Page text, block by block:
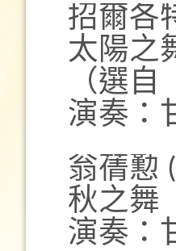
招爾各
太陽之
（選
演奏：
翁蒨懃
秋之舞
演奏：